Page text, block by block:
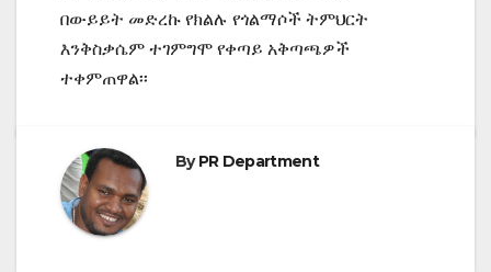
በውይይት መድረኩ የክልሉ የጎልማሶች ትምህርት
እንቅስቃሴም ተገምግሞ የቀጣይ አቅጣጫዎች
ተቀምጠዋል፡፡
ByPR Department